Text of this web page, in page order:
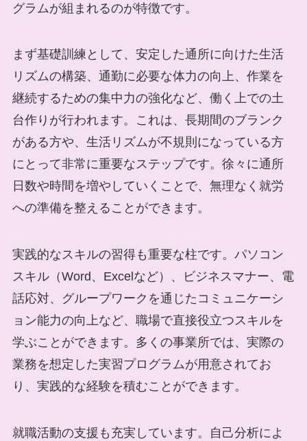
グラムが組まれるのが特徴です。
まず基礎訓練として、安定した通所に向けた生活
リズムの構築、通勤に必要な体力の向上、作業を
継続するための集中力の強化など、働く上での土
台作りが行われます。これは、長期間のブランク
がある方や、生活リズムが不規則になっている方
にとって非常に重要なステップです。徐々に通所
日数や時間を増やしていくことで、無理なく就労
への準備を整えることができます。
実践的なスキルの習得も重要な柱です。パソコン
スキル（Word、Excelなど）、ビジネスマナー、電
話応対、グループワークを通じたコミュニケーシ
ョン能力の向上など、職場で直接役立つスキルを
学ぶことができます。多くの事業所では、実際の
業務を想定した実習プログラムが用意されてお
り、実践的な経験を積むことができます。
就職活動の支援も充実しています。自己分析によ